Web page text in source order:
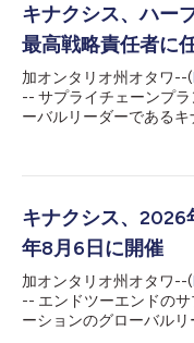
キナクシス、ハー
最高戦略責任者に
加オンタリオ州オタワ--(
-- サプライチェーンプ
ーバルリーダーである
は、キナクシスの全世
すべてを指揮します。
し、事業の規律ある遂
ます。 キナクシスの
ーは、エンタープライズ
取締役会や経営陣に対
た。彼がキナクシスに
年以上にわたり、キナ
キナクシス、2026
年8月6日に開催
加オンタリオ州オタワ--(
-- エンドツーエンドの
ーションのグローバルリ